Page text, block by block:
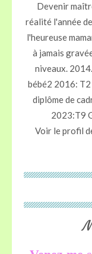
Devenir
réalité l'année
l'heureuse
à jamais
niveaux.
bébé2 2016: T2
diplôme de
2023:T9
Voir le profil